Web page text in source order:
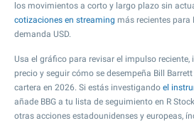
los movimientos a corto y largo plazo sin
cotizaciones en streaming más recientes para
demanda USD.
Usa el gráfico para revisar el impulso
precio y seguir cómo se desempeña Bill
cartera en 2026. Si estás investigando el
añade BBG a tu lista de seguimiento en R
otras acciones estadounidenses y europeas,